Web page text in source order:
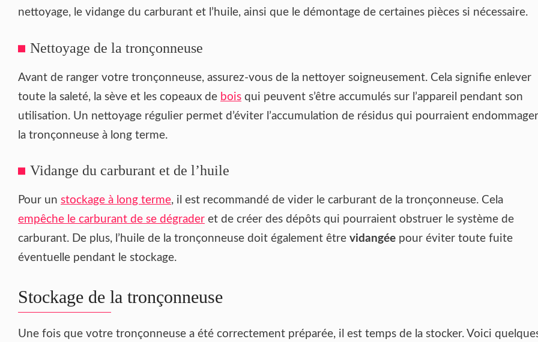
nettoyage, le vidange du carburant et l’huile, ainsi que le démontage de certaines pièces si nécessaire.
Nettoyage de la tronçonneuse
Avant de ranger votre tronçonneuse, assurez-vous de la nettoyer soigneusement. Cela signifie enlever
toute la saleté, la sève et les copeaux de bois qui peuvent s’être accumulés sur l’appareil pendant son
utilisation. Un nettoyage régulier permet d’éviter l’accumulation de résidus qui pourraient endommager
la tronçonneuse à long terme.
Vidange du carburant et de l’huile
Pour un stockage à long terme, il est recommandé de vider le carburant de la tronçonneuse. Cela
empêche le carburant de se dégrader et de créer des dépôts qui pourraient obstruer le système de
carburant. De plus, l’huile de la tronçonneuse doit également être vidangée pour éviter toute fuite
éventuelle pendant le stockage.
Stockage de la tronçonneuse
Une fois que votre tronçonneuse a été correctement préparée, il est temps de la stocker. Voici